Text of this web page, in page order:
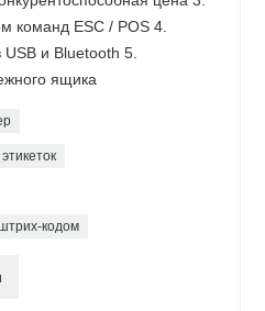
команд ESC / POS 4.
и Bluetooth 5.
ящика
кодом